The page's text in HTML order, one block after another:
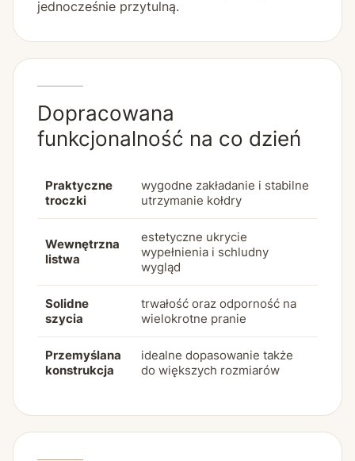
jednocześnie przytulną.
Dopracowana
funkcjonalność na co dzień
Praktyczne
troczki
wygodne zakładanie i stabilne
utrzymanie kołdry
Wewnętrzna
listwa
estetyczne ukrycie
wypełnienia i schludny
wygląd
Solidne
szycia
trwałość oraz odporność na
wielokrotne pranie
Przemyślana
konstrukcja
idealne dopasowanie także
do większych rozmiarów